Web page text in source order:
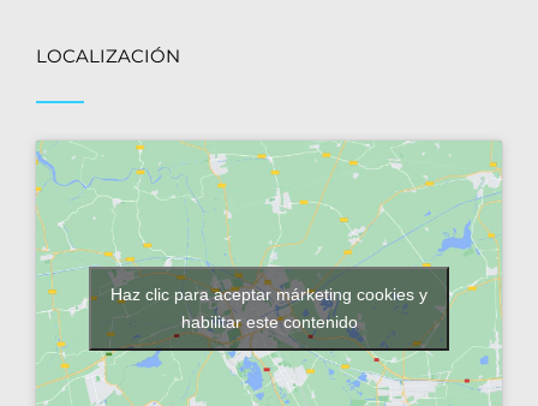
LOCALIZACIÓN
Haz clic para aceptar márketing cookies y
habilitar este contenido